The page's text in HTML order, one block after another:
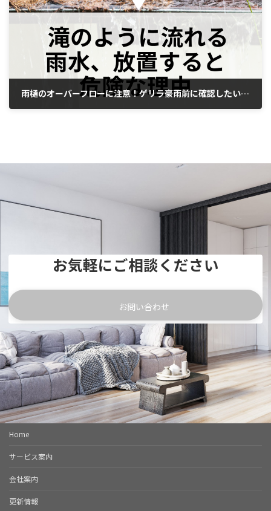
雨樋のオーバーフローに注意！ゲリラ豪雨前に確認したい雨樋の点検・補修
お気軽にご相談ください
お問い合わせ
Home
サービス案内
会社案内
更新情報